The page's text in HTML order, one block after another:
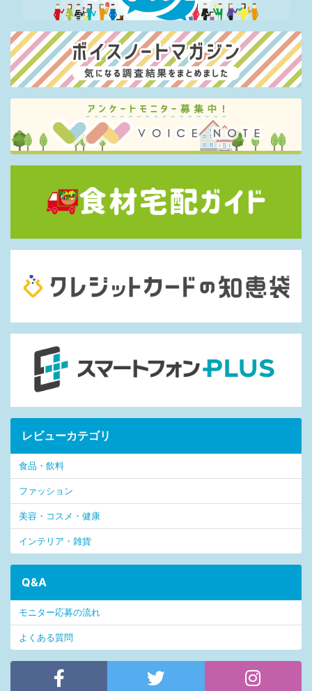
レビューカテゴリ
食品・飲料
ファッション
美容・コスメ・健康
インテリア・雑貨
Q&A
モニター応募の流れ
よくある質問